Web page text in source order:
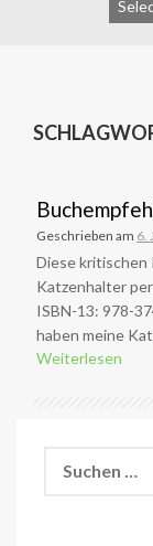
Geschrieben am 6.
Diese kritischen
Katzenhalter
ISBN-13: 978-
haben meine
Weiterlesen
nach: